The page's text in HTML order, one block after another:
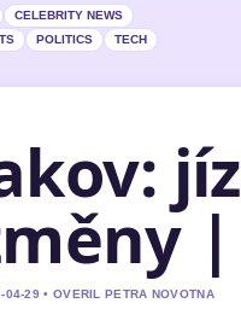
CELEBRITY NEWS
POLITICS
TECH
29 • OVERIL PETRA NOVOTNA